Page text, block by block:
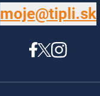
moje@tipli.sk